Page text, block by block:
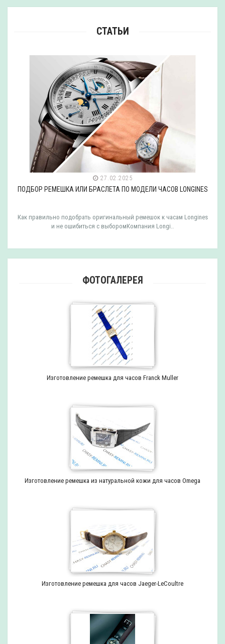
СТАТЬИ
27.02.2025
ПОДБОР РЕМЕШКА ИЛИ БРАСЛЕТА ПО МОДЕЛИ ЧАСОВ LONGINES
Как правильно подобрать оригинальный ремешок к часам Longines
и не ошибиться с выборомКомпания Longi..
ФОТОГАЛЕРЕЯ
Изготовление ремешка для часов Franck Muller
Изготовление ремешка из натуральной кожи для часов Omega
Изготовление ремешка для часов Jaeger-LeCoultre